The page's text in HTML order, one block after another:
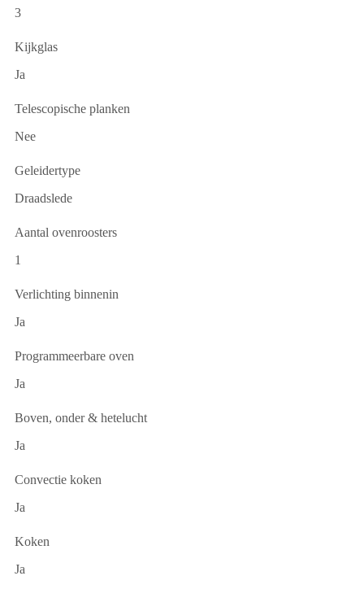
3
Kijkglas
Ja
Telescopische planken
Nee
Geleidertype
Draadslede
Aantal ovenroosters
1
Verlichting binnenin
Ja
Programmeerbare oven
Ja
Boven, onder & hetelucht
Ja
Convectie koken
Ja
Koken
Ja